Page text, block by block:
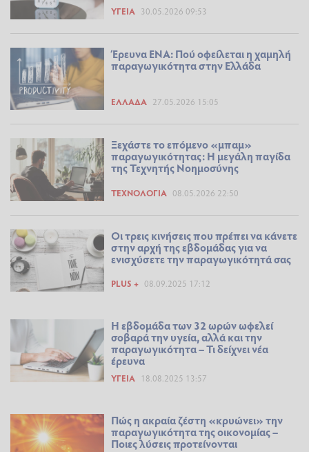
ΥΓΕΊΑ 30.05.2026 09:53
Έρευνα ENA: Πού οφείλεται η χαμηλή
παραγωγικότητα στην Ελλάδα
ΕΛΛΆΔΑ 27.05.2026 15:05
Ξεχάστε το επόμενο «μπαμ»
παραγωγικότητας: Η μεγάλη παγίδα
της Τεχνητής Νοημοσύνης
ΤΕΧΝΟΛΟΓΊΑ 08.05.2026 22:50
Οι τρεις κινήσεις που πρέπει να κάνετε
στην αρχή της εβδομάδας για να
ενισχύσετε την παραγωγικότητά σας
PLUS + 08.09.2025 17:12
Η εβδομάδα των 32 ωρών ωφελεί
σοβαρά την υγεία, αλλά και την
παραγωγικότητα – Τι δείχνει νέα
έρευνα
ΥΓΕΊΑ 18.08.2025 13:57
Πώς η ακραία ζέστη «κρυώνει» την
παραγωγικότητα της οικονομίας –
Ποιες λύσεις προτείνονται